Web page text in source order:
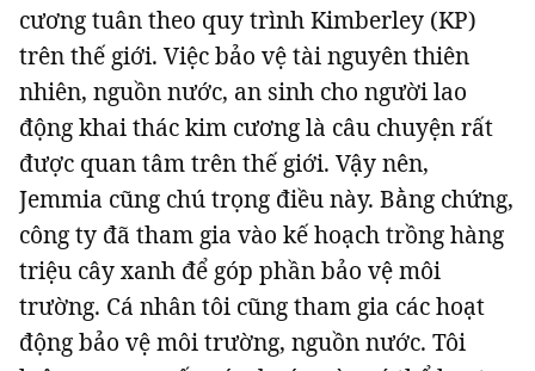
cương tuân theo quy trình Kimberley (KP)
trên thế giới. Việc bảo vệ tài nguyên thiên
nhiên, nguồn nước, an sinh cho người lao
động khai thác kim cương là câu chuyện rất
được quan tâm trên thế giới. Vậy nên,
Jemmia cũng chú trọng điều này. Bằng chứng,
công ty đã tham gia vào kế hoạch trồng hàng
triệu cây xanh để góp phần bảo vệ môi
trường. Cá nhân tôi cũng tham gia các hoạt
động bảo vệ môi trường, nguồn nước. Tôi